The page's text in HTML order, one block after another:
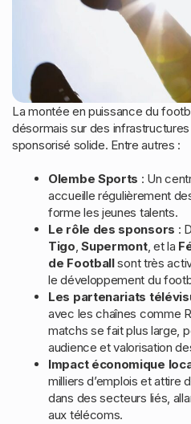
La montée en puissance du
désormais sur des
sponsorisé solide. Entre autres :
Olembe Sports : Un
accueille régulièrement
forme les jeunes talents.
Le rôle des sponsors :
Tigo,Supermont, et la
de Footballsont très
le développement du
Les partenariats
avec les chaînes comme
matchs se fait plus large,
audience et valorisation
Impact économique
milliers d’emplois et attire
dans des secteurs liés,
aux télécoms.